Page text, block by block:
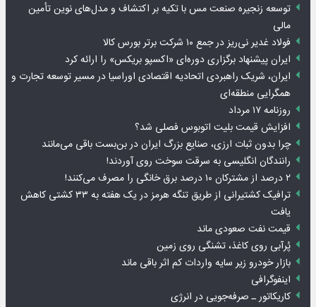
توسعه زنجیره صنعت مس با تکیه بر اکتشاف و مدل‌های نوین تأمین
مالی
فولاد غدیر نی‌ریز در جمع ۱۰ شرکت برتر بورس کالا
ایران پیشنهاد برگزاری دوره‌ای «اکسپو بریکس» را ارائه کرد
ایران، شریک راهبردی اتحادیه اقتصادی اوراسیا در مسیر توسعه تجارت و
همگرایی منطقه‌ای
روزنامه ۱۷ مرداد
افزایش قیمت بلیت اتوبوس فصلی شد؟
چرا بدون ثبات ارزی، صنایع بزرگ ایران در بن‌بست باقی می‌مانند
رانندگان انگلیسی به سرقت سوخت روی آوردند!
۲ درصد از مشترکان ۱۰ درصد برق خانگی را مصرف می‌کنند!
ترافیک کشتیرانی از طریق تنگه هرمز در یک هفته به ۳۳ کشتی کاهش
یافت
قیمت نفت صعودی ماند
پُرآبی روی کاغذ، تشنگی روی زمین
بازار خودرو زیر سایه واردات کم اثر باقی ماند
اینفوگرافی
کاریکاتور ـ صرفه‌جویی در انرژی